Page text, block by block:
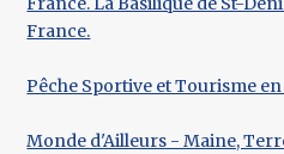
France.
Pêche Sportive et Tourisme
Monde d'Ailleurs - Maine,